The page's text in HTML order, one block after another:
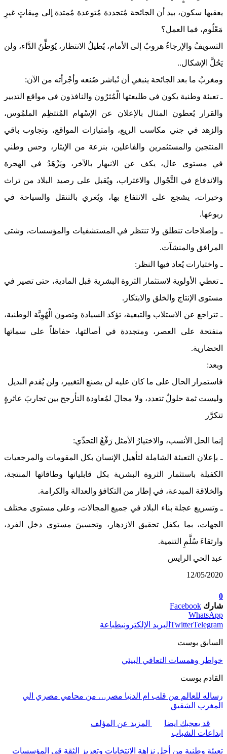
يعقبها سكون، بيد أن الجائحة مُتجددة مُتوعدة مُمتدة إلى مِيقاتٍ غيرِ
مَعْلُوم، فما العمل؟
التسويفُ والإرجاءُ هروبٌ إلى الأمام، يُطيلُ الانتظار، يُوَطِّنُ الدَّاء، ولن
يَحُلَّ الإشكال..
ومغربُ ما بعد الجائحة ينبغي أن نُباشر صُنعه وأجْرأته من الآن:
ـ تعبئة وطنية يكون في طليعتها الْمُثرُون والنافذون في مواقع التدبير
والقرار يُعطون المثال بالإعلان عن الإسْهام المُنتظِم الملمُوس،
والزهد في جني مكاسب الريع، وامتيازات المواقع، وتجاوب باقي
المنتجين والمستثمرين والفاعلين، بنزعة من الإيثار، وحس وطني
في مستوى عال، يكف عن الانبهار بالآخر، ويَزْهَدُ في الهجرة
والاندفاع في التَّجْوال والاغتراب، ويُقبل على رصيد البلاد من تراث
وخيرات، يشجع على الانتفاع بها، ويُغري بالتنقل والسياحة في
ربوعها.
ـ وإصلاحات تنطلق ولا تنتظر في المستشفيات والمؤسسات، وشتى
المرافق والمنشآت.
ـ واختيارات يُعاد فيها النظر:
ـ تعطي الأولوية لاستثمار الثروة البشرية قبل المادية، حتى تصير في
مستوى الإنتاج والخلق والابتكار.
ـ تتراجع عن الاستلاب والتبعية، تؤكد السيادة وتصون الْهُوِيَّة الوطنية،
منفتحة على العصر، ومتجددة في أصالتها، حفاظاً على سماتها
الحضارية.
وبعد:
فاستمرار الحال على ما كان عليه لن يصنع التغيير، ولن يُقدم البديل
وليست ثمة حلولٌ تتعدد، ولا مجالَ لمُعاودة التأرجح بين تجاربَ عاثرةٍ
تتكرَّر
إنما الحل الأنسب، والاختيارُ الأمثل رَفْعُ التحدِّي:
ـ بإعلان التعبئة الشاملة لتأهيل الإنسان بكل المقومات والمرجعيات
الكفيلة باستثمار الثروة البشرية بكل قابلياتها وطاقاتها المنتجة،
والخلاقة المبدعة، في إطار من التكافؤ والعدالة والكرامة.
ـ وتسريع عجلة بناء البلاد في جميع المجالات، وعلى مستوى مختلف
الجهات، بما يكفل تحقيق الازدهار، وتحسينَ مستوى دخل الفرد،
وارتقاءَ سُلَّمِ التنمية.
عبد الحي الرايس
12/05/2020
0
شارك Facebook
WhatsApp
TwitterTelegram البريد الإلكترونيطباعة
السابق بوست
خواطر وهمسات التعافي البيئي
القادم بوست
رساله للعالم من قلب ام الدنيا مصر… من محامي مصري الي
المغرب الشقيق
قد يعجبك ايضا
المزيد عن المؤلف
ابداعات الشباب
تعبئة وطنية من أجل نزاهة الانتخابات وتعزيز الثقة قي المؤسسات